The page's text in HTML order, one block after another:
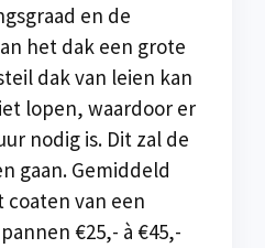
en de
het dak een grote
dak van leien kan
lopen, waardoor er
nodig is. Dit zal de
gaan. Gemiddeld
coaten van een
€25,- à €45,-